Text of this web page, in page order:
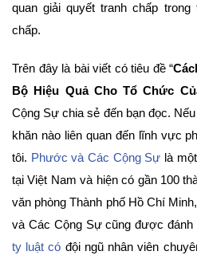
quan giải quyết tranh chấp
chấp.
Trên đây là bài viết có tiêu đề “
Bộ Hiệu Quả Cho Tổ Chức
Cộng Sự chia sẻ đến bạn đọc.
khăn nào liên quan đến lĩnh vực
tôi. Phước và Các Cộng Sự là một
tại Việt Nam và hiện có gần 100
văn phòng Thành phố Hồ Chí
và Các Cộng Sự cũng được đánh
ty luật có đội ngũ nhân viên